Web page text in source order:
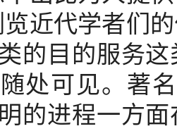
览近代学者们
的目的服务
处可见。著
的进程一方